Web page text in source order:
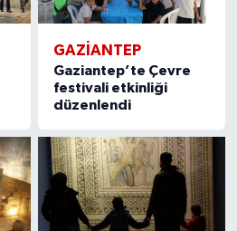
GAZIANTEP
Gaziantep’te Çevre
festivali etkinliği
düzenlendi